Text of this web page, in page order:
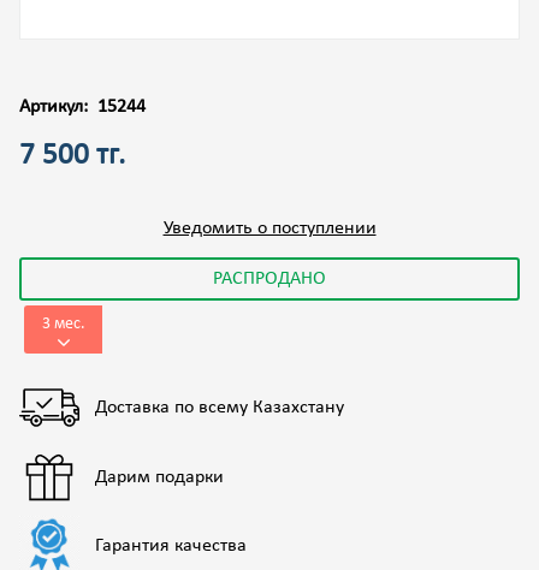
Артикул: 15244
7 500 тг.
Уведомить о поступлении
РАСПРОДАНО
3 мес.
Доставка по всему Казахстану
Дарим подарки
Гарантия качества